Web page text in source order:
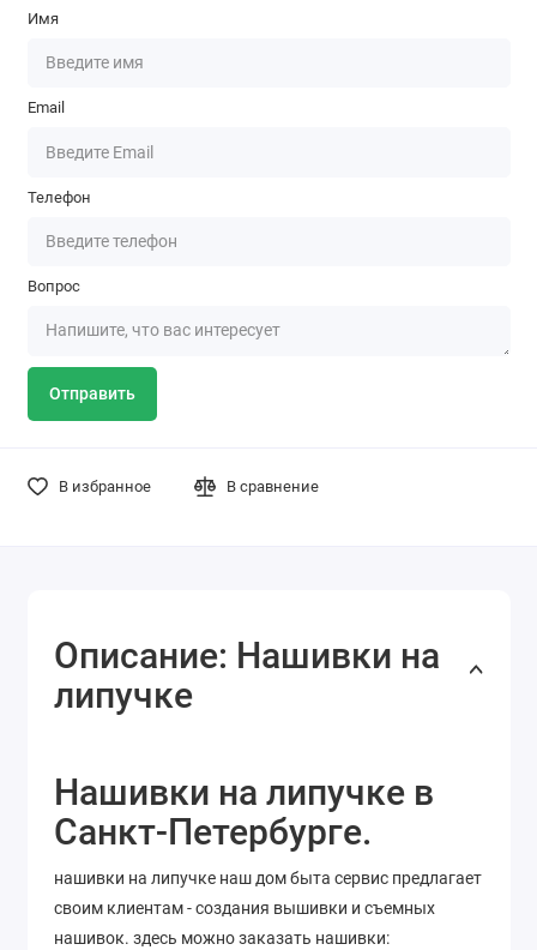
Имя
Email
Телефон
Вопрос
Отправить
В избранное В сравнение
Описание: Нашивки на
липучке
Нашивки на липучке в
Санкт-Петербурге.
нашивки на липучке наш дом быта сервис предлагает
своим клиентам - создания вышивки и съемных
нашивок. здесь можно заказать нашивки: